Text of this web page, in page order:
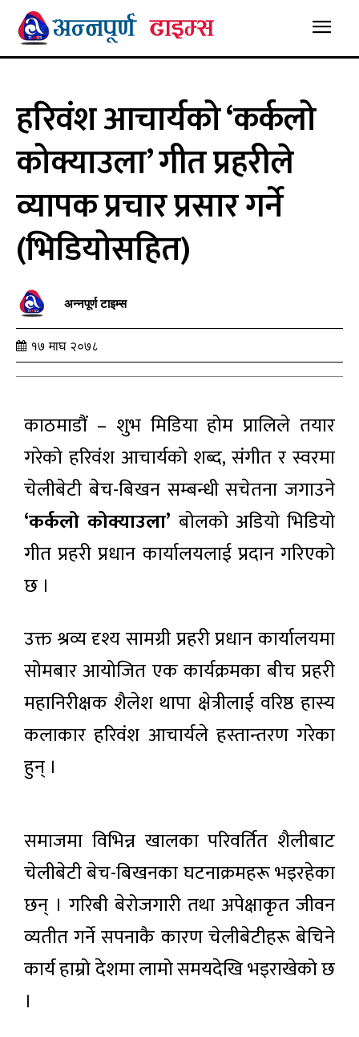
हरिवंश आचार्यको ‘कर्कलो
कोक्याउला’ गीत प्रहरीले
व्यापक प्रचार प्रसार गर्ने
(भिडियोसहित)
अन्नपूर्ण टाइम्स
१७ माघ २०७८
काठमाडौं – शुभ मिडिया होम प्रालिले तयार
गरेको हरिवंश आचार्यको शब्द, संगीत र स्वरमा
चेलीबेटी बेच-बिखन सम्बन्धी सचेतना जगाउने
‘कर्कलो कोक्याउला’ बोलको अडियो भिडियो
गीत प्रहरी प्रधान कार्यालयलाई प्रदान गरिएको
छ ।
उक्त श्रव्य दृश्य सामग्री प्रहरी प्रधान कार्यालयमा
सोमबार आयोजित एक कार्यक्रमका बीच प्रहरी
महानिरीक्षक शैलेश थापा क्षेत्रीलाई वरिष्ठ हास्य
कलाकार हरिवंश आचार्यले हस्तान्तरण गरेका
हुन् ।
समाजमा विभिन्न खालका परिवर्तित शैलीबाट
चेलीबेटी बेच-बिखनका घटनाक्रमहरू भइरहेका
छन् । गरिबी बेरोजगारी तथा अपेक्षाकृत जीवन
व्यतीत गर्ने सपनाकै कारण चेलीबेटीहरू बेचिने
कार्य हाम्रो देशमा लामो समयदेखि भइराखेको छ
।